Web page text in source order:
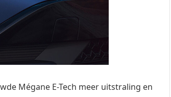
Mégane E-Tech meer uitstraling en